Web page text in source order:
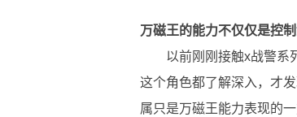
万磁王的能力不仅仅是控
以前刚刚接触x战警系
这个角色都了解深入，才
属只是万磁王能力表现的一